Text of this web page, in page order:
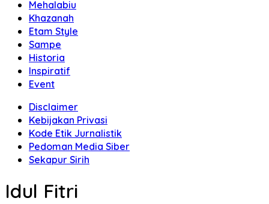
Mehalabiu
Khazanah
Etam Style
Sampe
Historia
Inspiratif
Event
Disclaimer
Kebijakan Privasi
Kode Etik Jurnalistik
Pedoman Media Siber
Sekapur Sirih
Idul Fitri